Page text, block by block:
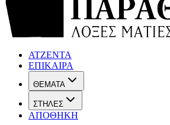
ΑΤΖΕΝΤΑ
ΕΠΙΚΑΙΡΑ
ΘΕΜΑΤΑ
ΣΤΗΛΕΣ
ΑΠΟΘΗΚΗ